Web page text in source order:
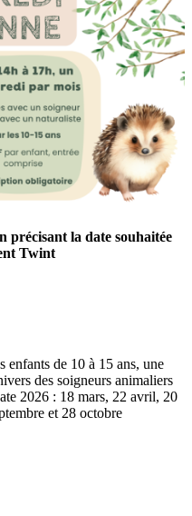
précisant la date souhaitée
Twint
enfants de 10 à 15 ans, une
des soigneurs animaliers
2026 : 18 mars, 22 avril, 20
et 28 octobre